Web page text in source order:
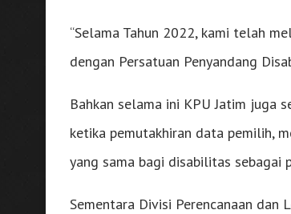
“Selama Tahun 2022, kami telah
dengan Persatuan Penyandang
Bahkan selama ini KPU Jatim juga
ketika pemutakhiran data pemilih,
yang sama bagi disabilitas sebagai
Sementara Divisi Perencanaan